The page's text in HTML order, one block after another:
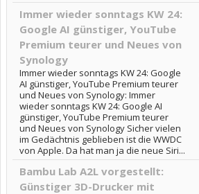
Immer wieder sonntags KW 24:
Google AI günstiger, YouTube
Premium teurer und Neues von
Synology
Immer wieder sonntags KW 24: Google
AI günstiger, YouTube Premium teurer
und Neues von Synology: Immer
wieder sonntags KW 24: Google AI
günstiger, YouTube Premium teurer
und Neues von Synology Sicher vielen
im Gedächtnis geblieben ist die WWDC
von Apple. Da hat man ja die neue Siri...
Bambu Lab A2L vorgestellt:
Günstiger 3D-Drucker mit